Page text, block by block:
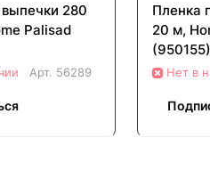
280
Palisad
Арт. 56289
Пленка
20 м,
Нет в